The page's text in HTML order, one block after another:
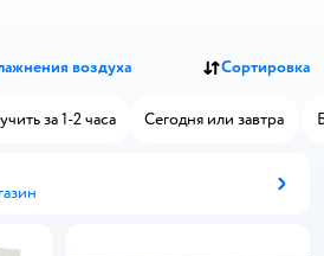
воздуха Сортировка
за 1-2 часа Сегодня или завтра